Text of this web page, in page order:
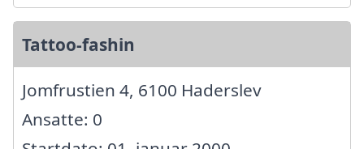
Tattoo-fashin
Jomfrustien 4, 6100 Haderslev
Ansatte: 0